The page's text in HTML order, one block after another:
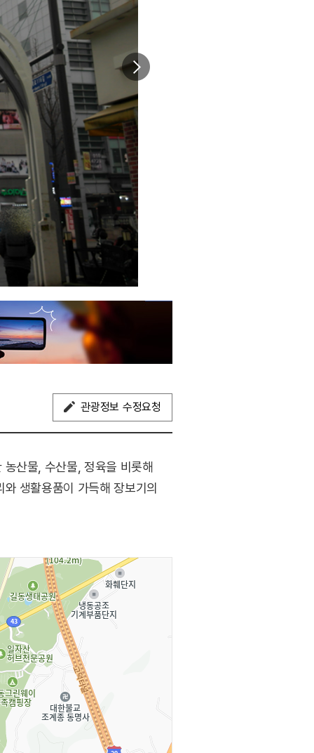
관광정보 수정요청
산물, 수산물, 정육을 비롯해
생활용품이 가득해 장보기의